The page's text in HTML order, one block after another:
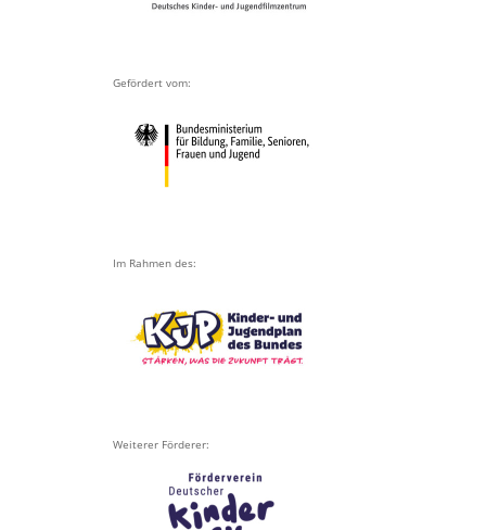
Gefördert vom:
Im Rahmen des:
Weiterer Förderer: